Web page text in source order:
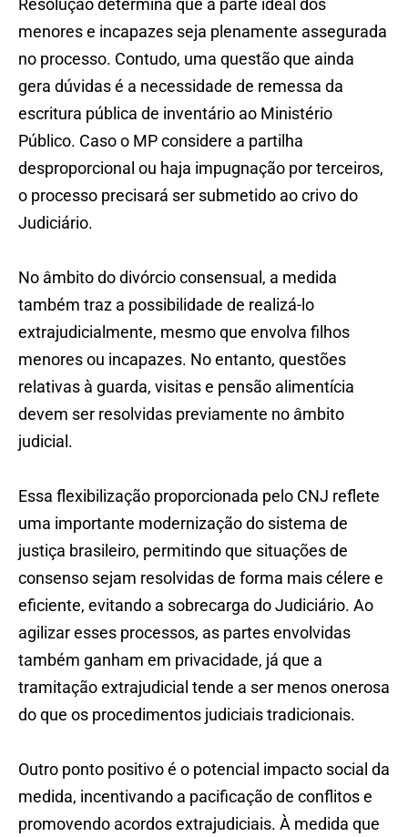
Resolução determina que a parte ideal dos
menores e incapazes seja plenamente assegurada
no processo. Contudo, uma questão que ainda
gera dúvidas é a necessidade de remessa da
escritura pública de inventário ao Ministério
Público. Caso o MP considere a partilha
desproporcional ou haja impugnação por terceiros,
o processo precisará ser submetido ao crivo do
Judiciário.
No âmbito do divórcio consensual, a medida
também traz a possibilidade de realizá-lo
extrajudicialmente, mesmo que envolva filhos
menores ou incapazes. No entanto, questões
relativas à guarda, visitas e pensão alimentícia
devem ser resolvidas previamente no âmbito
judicial.
Essa flexibilização proporcionada pelo CNJ reflete
uma importante modernização do sistema de
justiça brasileiro, permitindo que situações de
consenso sejam resolvidas de forma mais célere e
eficiente, evitando a sobrecarga do Judiciário. Ao
agilizar esses processos, as partes envolvidas
também ganham em privacidade, já que a
tramitação extrajudicial tende a ser menos onerosa
do que os procedimentos judiciais tradicionais.
Outro ponto positivo é o potencial impacto social da
medida, incentivando a pacificação de conflitos e
promovendo acordos extrajudiciais. À medida que